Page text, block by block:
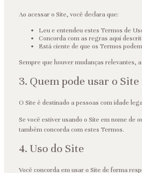
Ao acessar o Site, você declara que:
Leu e entendeu estes Termos de
Concorda com as regras aqui
Está ciente de que os Termos
Sempre que houver mudanças relevantes,
3. Quem pode usar o Site
O Site é destinado a pessoas com idade
Se você estiver usando o Site em nome de
também concorda com estes Termos.
4. Uso do Site
Você concorda em usar o Site de forma